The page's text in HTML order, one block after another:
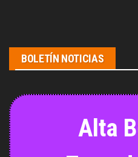
BOLETÍN NOTICIAS
Alta